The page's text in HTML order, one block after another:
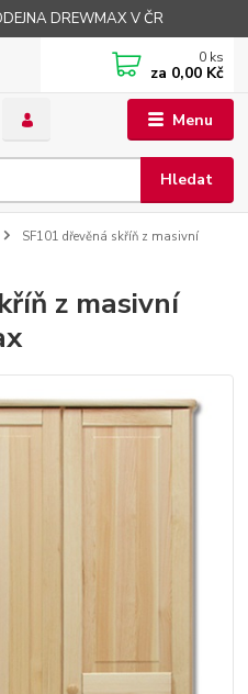
DREWMAX V ČR
Menu
Hledat
0 ks
za 0,00 Kč
SF101 dřevěná skříň z masivní
z masivní